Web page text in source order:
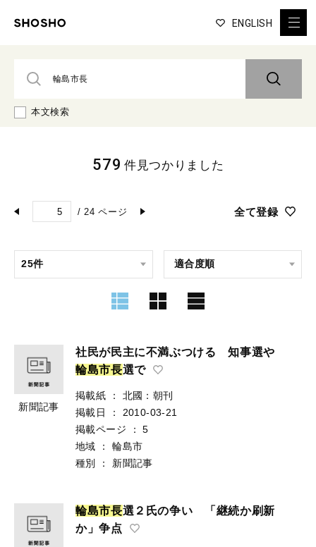
ENGLISH
本文検索
/ 24 ページ 全て登録
579 件見つかりました
新聞記事
社民が民主に不満ぶつける 知事選や
輪島市長選で
掲載紙 ：
北國：朝刊
掲載日
：
2010-03-21
掲載ページ
：
5
地域
：
輪島市
種別
： 新聞記事
輪島市長選２氏の争い 「継続か刷新
か」争点